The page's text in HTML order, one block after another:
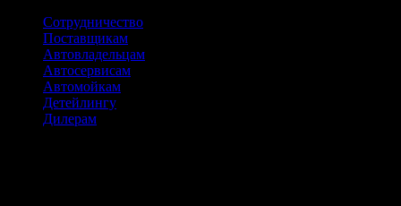
Сотрудничество
Поставщикам
Автовладельцам
Автосервисам
Автомойкам
Детейлингу
Дилерам